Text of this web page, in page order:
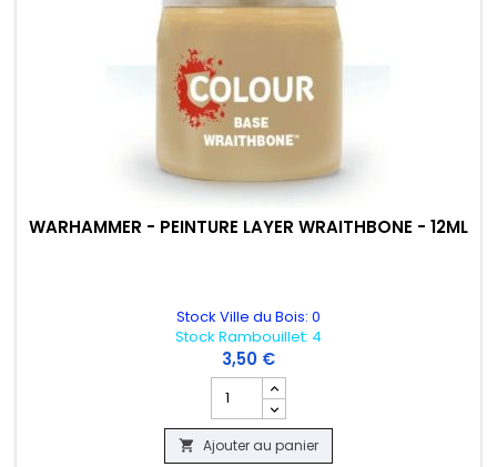
WARHAMMER - PEINTURE LAYER WRAITHBONE - 12ML
Stock Ville du Bois: 0
Stock Rambouillet: 4
3,50 €
Champ quantité du produit WARHAMMER
 Ajouter au panier